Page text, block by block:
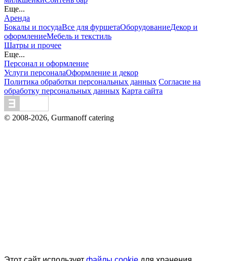
Еще...
Аренда
Бокалы и посудаВсе для фуршетаОборудованиеДекор и
оформлениеМебель и текстиль
Шатры и прочее
Еще...
Персонал и оформление
Услуги персоналаОформление и декор
Политика обработки персональных данных Согласие на
обработку персональных данных Карта сайта
© 2008-2026, Gurmanoff catering